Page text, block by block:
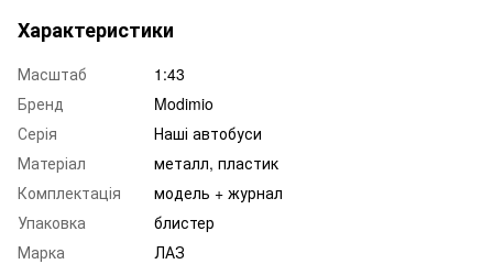
Характеристики
Масштаб
1:43
Бренд
Modimio
Серія
Наші автобуси
Матеріал
металл, пластик
Комплектація
модель + журнал
Упаковка
блистер
Марка
ЛАЗ